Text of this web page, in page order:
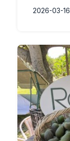
2026-03-16